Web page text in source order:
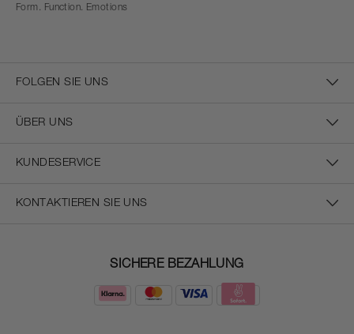
Form. Function. Emotions
FOLGEN SIE UNS
ÜBER UNS
KUNDESERVICE
KONTAKTIEREN SIE UNS
SICHERE BEZAHLUNG